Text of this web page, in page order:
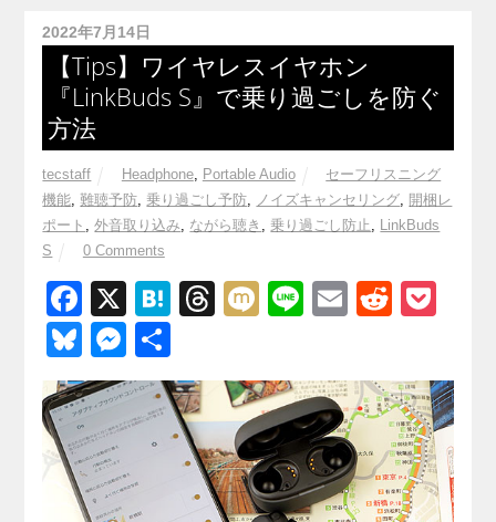
2022年7月14日
【Tips】ワイヤレスイヤホン
『LinkBuds S』で乗り過ごしを防ぐ
方法
tecstaff Headphone, Portable Audio
セーフリスニング
機能,難聴予防,乗り過ごし予防, ノイズキャンセリング, 開梱レ
ポート ,外音取り込み, ながら聴き ,乗り過ごし防止 , LinkBuds
S
0 Comments
F
a
c
e
b
o
o
X
H
e
n
a
T
e
a
d
s
M
Li
e
E
ail
R
d
di
t
ck
et
Bl
u
e
sk
y
M
e
ss
n
有